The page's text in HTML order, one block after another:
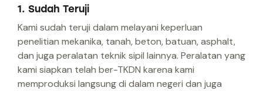
1. Sudah Teruji
Kami sudah teruji dalam melayani keperluan
penelitian mekanika, tanah, beton, batuan, asphalt,
dan juga peralatan teknik sipil lainnya. Peralatan yang
kami siapkan telah ber-TKDN karena kami
memproduksi langsung di dalam negeri dan juga